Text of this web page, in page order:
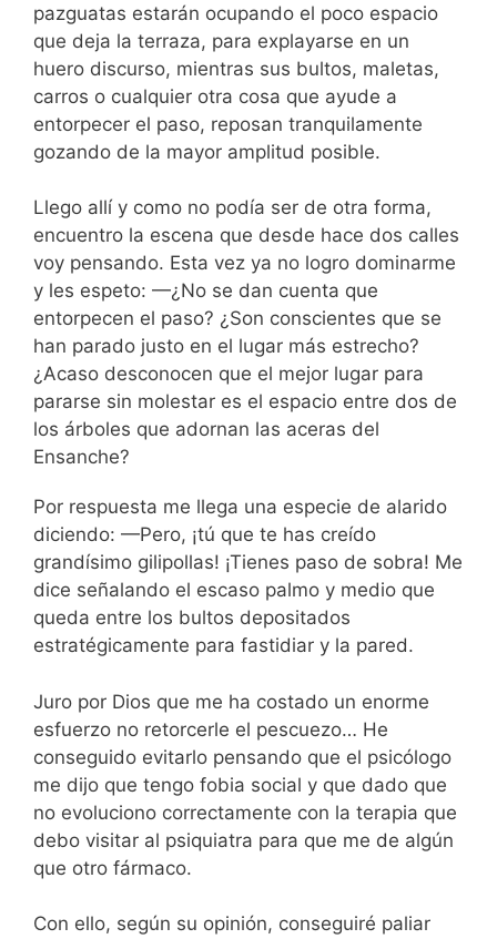
pazguatas estarán ocupando el poco espacio
que deja la terraza, para explayarse en un
huero discurso, mientras sus bultos, maletas,
carros o cualquier otra cosa que ayude a
entorpecer el paso, reposan tranquilamente
gozando de la mayor amplitud posible.
Llego allí y como no podía ser de otra forma,
encuentro la escena que desde hace dos calles
voy pensando. Esta vez ya no logro dominarme
y les espeto: —¿No se dan cuenta que
entorpecen el paso? ¿Son conscientes que se
han parado justo en el lugar más estrecho?
¿Acaso desconocen que el mejor lugar para
pararse sin molestar es el espacio entre dos de
los árboles que adornan las aceras del
Ensanche?
Por respuesta me llega una especie de alarido
diciendo: —Pero, ¡tú que te has creído
grandísimo gilipollas! ¡Tienes paso de sobra! Me
dice señalando el escaso palmo y medio que
queda entre los bultos depositados
estratégicamente para fastidiar y la pared.
Juro por Dios que me ha costado un enorme
esfuerzo no retorcerle el pescuezo… He
conseguido evitarlo pensando que el psicólogo
me dijo que tengo fobia social y que dado que
no evoluciono correctamente con la terapia que
debo visitar al psiquiatra para que me de algún
que otro fármaco.
Con ello, según su opinión, conseguiré paliar